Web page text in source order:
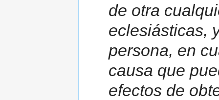
de otra
eclesiásticas,
persona, en
causa que
efectos de